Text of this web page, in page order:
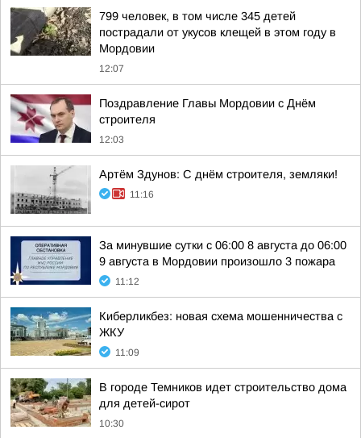
799 человек, в том числе 345 детей
пострадали от укусов клещей в этом году в
Мордовии
12:07
Поздравление Главы Мордовии с Днём
строителя
12:03
Артём Здунов: С днём строителя, земляки!
11:16
За минувшие сутки с 06:00 8 августа до 06:00
9 августа в Мордовии произошло 3 пожара
11:12
Киберликбез: новая схема мошенничества с
ЖКУ
11:09
В городе Темников идет строительство дома
для детей-сирот
10:30